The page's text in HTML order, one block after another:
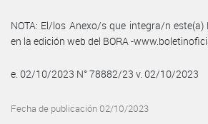
NOTA: El/los Anexo/s que integra/n este(a)
en la edición web del BORA -
e. 02/10/2023 N° 78882/23 v. 02/10/2023
Fecha de publicación 02/10/2023